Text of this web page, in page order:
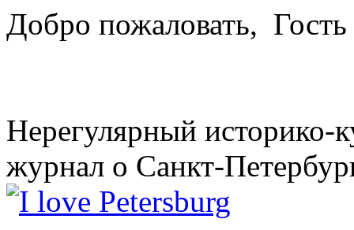
Добро пожаловать, Гость
Нерегулярный историко-
журнал о Санкт-